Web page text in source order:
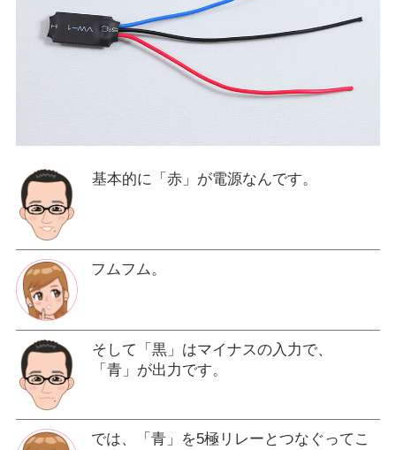
基本的に「赤」が電源なんです。
フムフム。
そして「黒」はマイナスの入力で、
「青」が出力です。
では、「青」を5極リレーとつなぐってこ